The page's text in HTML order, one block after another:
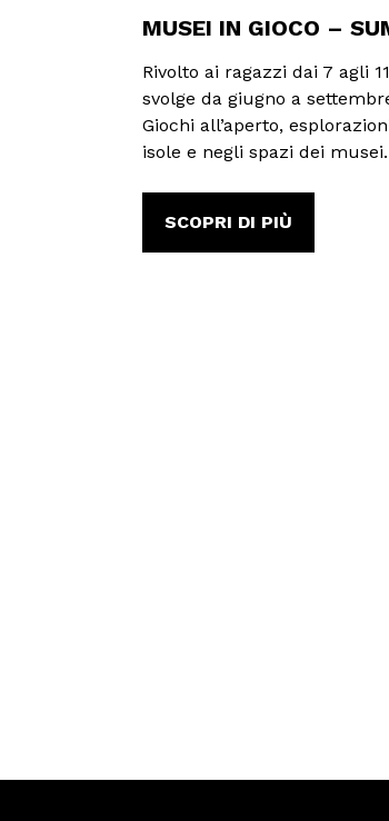
MUSEI IN GIOCO –
Rivolto ai ragazzi dai 7 agli
svolge da giugno a
Giochi all’aperto,
isole e negli spazi dei musei.
SCOPRI DI PIÙ